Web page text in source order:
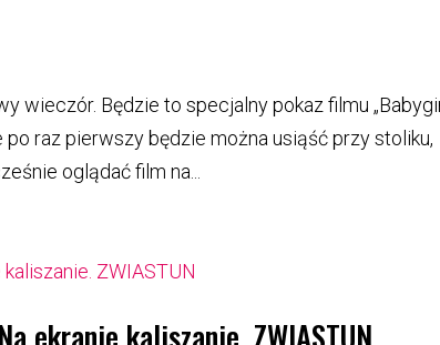
wieczór. Będzie to specjalny pokaz filmu
raz pierwszy będzie można usiąść przy stoliku,
oglądać film na...